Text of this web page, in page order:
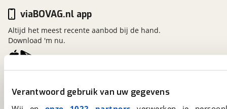
Verantwoord gebruik van uw gegevens
Kosterijland15
viaBOVAG.nl app
Altijd het meest recente aanbod bij de hand.
Download 'm nu.